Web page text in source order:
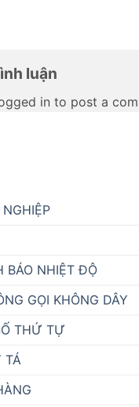
luận
in to post a
BÁO NHIỆT ĐỘ
GỌI KHÔNG DÂY
THỨ TỰ
TÁ